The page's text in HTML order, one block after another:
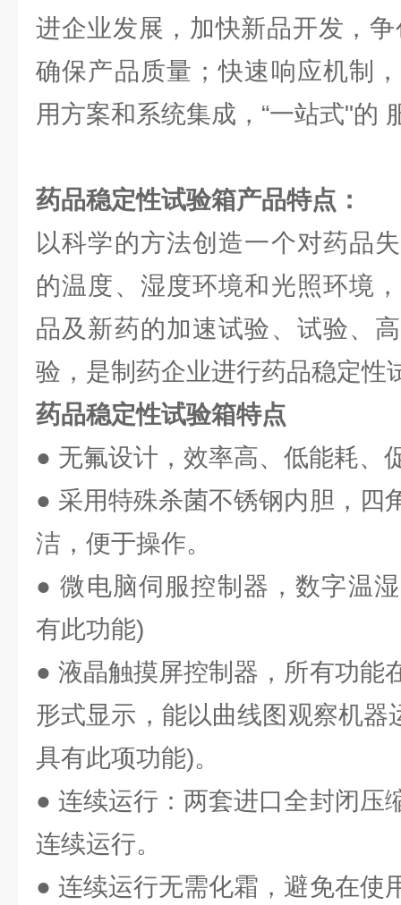
进企业发展，加快新品开发，
确保产品质量；快速响应机制
用方案和系统集成，“一站式"的
药品稳定性试验箱产品特点：
以科学的方法创造一个对药品
的温度、湿度环境和光照环境
品及新药的加速试验、试验、
验，是制药企业进行药品稳定性
药品稳定性试验箱特点
● 无氟设计，效率高、低能耗、
● 采用特殊杀菌不锈钢内胆，四
洁，便于操作。
● 微电脑伺服控制器，数字温
有此功能)
● 液晶触摸屏控制器，所有功能
形式显示，能以曲线图观察机器
具有此项功能)。
● 连续运行：两套进口全封闭压
连续运行。
● 连续运行无需化霜，避免在使